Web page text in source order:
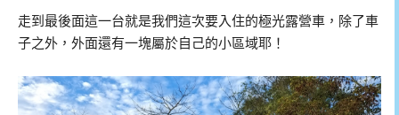
走到最後面這一台就是我們這次要入住的極光露營車，除了車
子之外，外面還有一塊屬於自己的小區域耶！